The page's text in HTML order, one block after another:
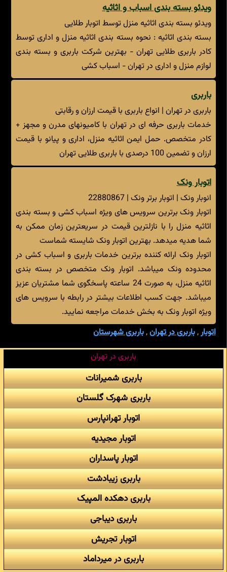
ویدئو بسته بندی اسباب و اثاثیه
ویدئو بسته بندی اثاثیه منزل توسط اتوبار طلایی
بسته بندی اثاثیه : نحوه بسته بندی اثاثیه منزل و اداری توسط
کادر باربری طلایی تهران - بهترین شرکت باربری و بسته بندی
لوازم منزل و اداری در تهران - اسباب کشی
باربری
باربری در تهران | انواع باربری با قیمت ارزان و رقابتی
خدمات باربری حرفه ای در تهران با کامیونهای مدرن و مجهز +
کادر متخصص. حمل ایمن اثاثیه منزل، اداری و پیانو با قیمت
ارزان و تضمین 100 درصدی با باربری طلایی تهران
اتوبار ونک
انوبار ونک | اتوبار برتر ونک | 22880867
اتوبار ونک برترین سرویس های ویژه اسباب کشی و بسته بندی
اثاثیه منزل را با نازلترین قیمت در سریعترین زمان ممکن به
شما هدیه میدهد. بهترین اتوبار ونک شایسته شماست
اتوبار ونک ارائه کننده برترین خدمات باربری و اسباب کشی در
محدوده ونک میباشد. اتوبار ونک متخصص در بسته بندی
اثاثیه منزل، به صورت 24 ساعته پاسخگوی شما مشتریان عزیز
میباشد. جهت کسب اطلاعات بیشتر در رابطه با سرویس های
ویژه اتوبار ونک به بخش خدمات مراجعه نمایید.
اتوبار,باربری در تهران,باربری شهرستان
باربری در تهران
باربری شمیرانات
باربری شهرک گلستان
اتوبار تهرانپارس
اتوبار مجیدیه
اتوبار پاسداران
باربری زیبادشت
باربری دهکده المپیک
باربری دیباجی
اتوبار تجریش
باربری در میرداماد